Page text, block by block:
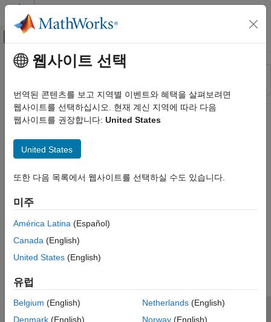
콘텐츠로 바로 가기
오프캔버스 탐색 메뉴 토글
리소스
상태
주요 콘텐츠
웹사이트 선택
번역된 콘텐츠를 보고 지역별 이벤트와 혜택을 살펴보려면
웹사이트를 선택하십시오. 현재 계신 지역에 따라 다음
웹사이트를 권장합니다: United States
United States
또한 다음 목록에서 웹사이트를 선택하실 수도 있습니다.
미주
América Latina (Español)
Canada (English)
United States (English)
유럽
Belgium (English)
Denmark (English)
Netherlands(English)
Norway(English)
신뢰 센터 등록 상표 개인정보 취급방침
불법 복제 방지